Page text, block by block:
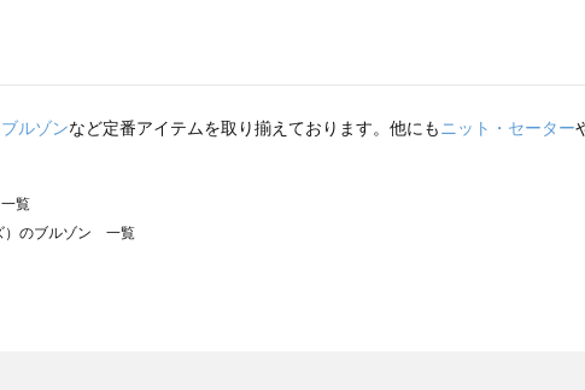
ブルゾンなど定番アイテムを取り揃えております。他にも ニット・セーター
覧
）のブルゾン 一覧
スモス）のブルゾン 一覧
）のブルゾン 一覧